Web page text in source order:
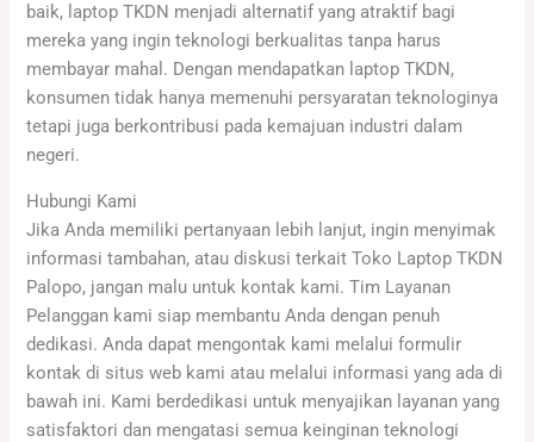
baik, laptop TKDN menjadi alternatif yang atraktif bagi
mereka yang ingin teknologi berkualitas tanpa harus
membayar mahal. Dengan mendapatkan laptop TKDN,
konsumen tidak hanya memenuhi persyaratan teknologinya
tetapi juga berkontribusi pada kemajuan industri dalam
negeri.
Hubungi Kami
Jika Anda memiliki pertanyaan lebih lanjut, ingin menyimak
informasi tambahan, atau diskusi terkait Toko Laptop TKDN
Palopo, jangan malu untuk kontak kami. Tim Layanan
Pelanggan kami siap membantu Anda dengan penuh
dedikasi. Anda dapat mengontak kami melalui formulir
kontak di situs web kami atau melalui informasi yang ada di
bawah ini. Kami berdedikasi untuk menyajikan layanan yang
satisfaktori dan mengatasi semua keinginan teknologi